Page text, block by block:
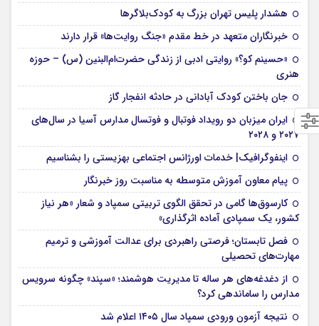
هشدار پلیس تهران بزرگ به کودک‌بلاگرها
خبرنگاران متعهد در خط مقدم «جنگ روایت‌ها» قرار دارند
«حسینم کو؟» روایتی ادبی از زندگی حضرت‌ام‌البنین (س) – حوزه
هنری
جان باختن کودک آبادانی در حادثه انفجار گاز
ایران میزبان دو رویداد فوتبال و فوتسال مدارس آسیا در سال‌های
۲۰۲۷ و ۲۰۲۸
اینفوگرافیک| خدمات اورژانس اجتماعی بهزیستی را بشناسیم
پیام معاون آموزش متوسطه به مناسبت روز خبرنگار
کارسوق‌ها گامی در تحقق الگوی تربیتی سمپاد و شعار «هر نیاز
کشور، یک سمپادی آماده اثرگذاری»
فصل تابستان؛ فرصتی راهبردی برای عدالت آموزشی و ترمیم
مهارت‌های تحصیلی
از دغدغه‌های هر ساله تا مدیریت هوشمند؛ «سپند» چگونه سرویس
مدارس را ساماندهی کرد؟
نتیجه آزمون ورودی سمپاد سال ۱۴۰۵ اعلام شد